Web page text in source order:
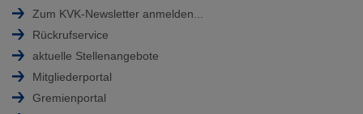
Zum KVK-Newsletter anmelden...
Rückrufservice
aktuelle Stellenangebote
Mitgliederportal
Gremienportal